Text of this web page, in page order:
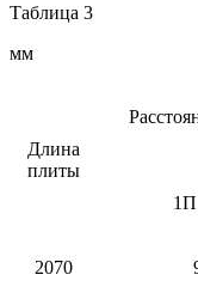
Таблица 3
мм
Длина
плиты
2070